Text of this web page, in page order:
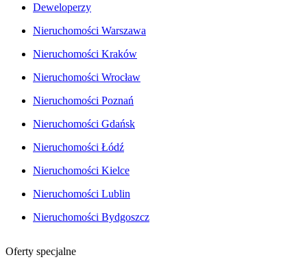
Deweloperzy
Nieruchomości Warszawa
Nieruchomości Kraków
Nieruchomości Wrocław
Nieruchomości Poznań
Nieruchomości Gdańsk
Nieruchomości Łódź
Nieruchomości Kielce
Nieruchomości Lublin
Nieruchomości Bydgoszcz
Oferty specjalne